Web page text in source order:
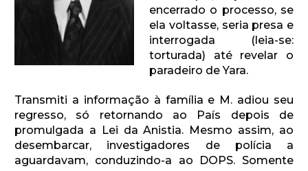
encerrado o processo, se
ela voltasse, seria presa e
interrogada (leia-se:
torturada) até revelar o
paradeiro de Yara.
Transmiti a informação à família e M. adiou seu
regresso, só retornando ao País depois de
promulgada a Lei da Anistia. Mesmo assim, ao
desembarcar, investigadores de polícia a
aguardavam, conduzindo-a ao DOPS. Somente